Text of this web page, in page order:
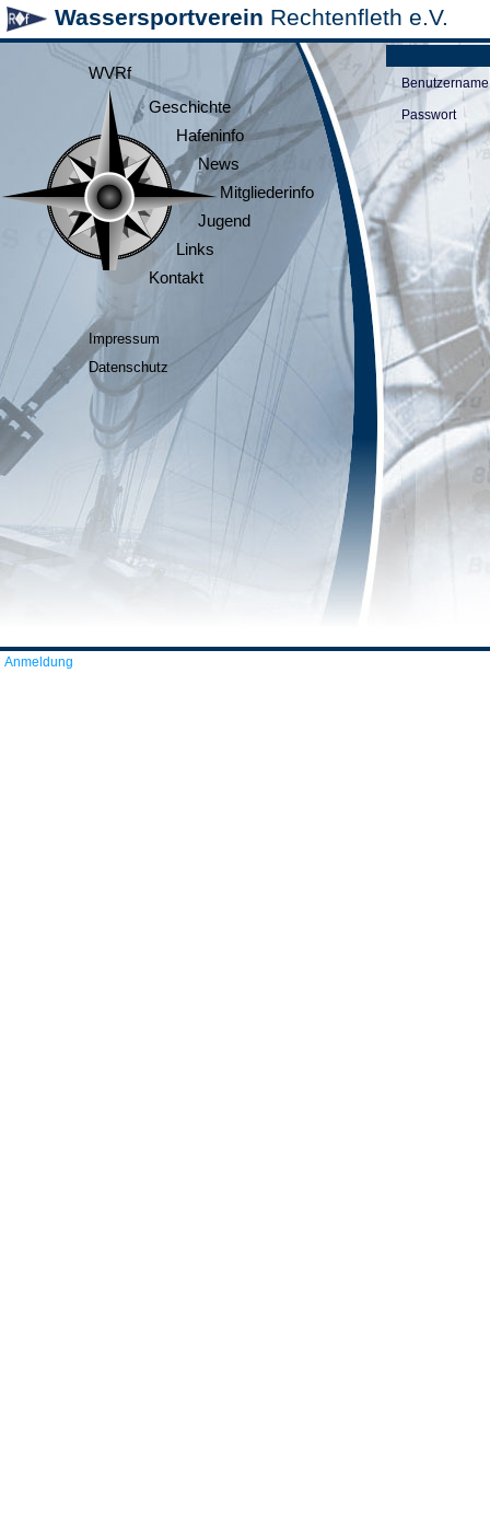
Wassersportverein Rechtenfleth e.V.
WVRf
Geschichte
Hafeninfo
News
Mitgliederinfo
Jugend
Links
Kontakt
Impressum
Datenschutz
Benutzername
Passwort
Anmeldung